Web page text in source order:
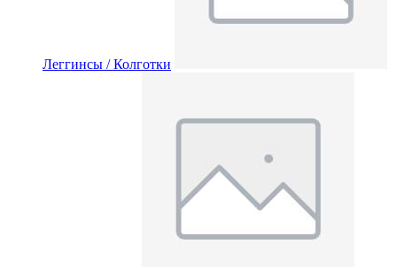
Леггинсы / Колготки